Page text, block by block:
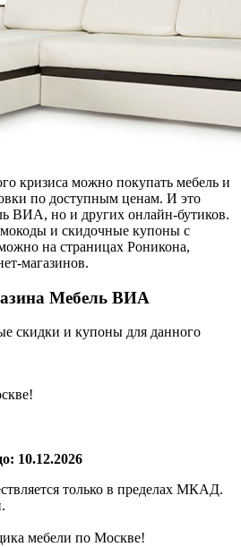
кризиса можно покупать мебель и
по доступным ценам. И это
ВИА, но и других онлайн-бутиков.
и скидочные купоны с
на страницах Роникона,
магазинов.
Мебель ВИА
скидки и купоны для данного
10.12.2026
только в пределах МКАД.
мебели по Москве!